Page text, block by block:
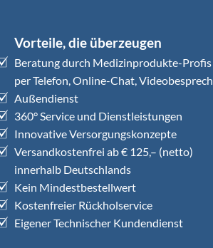
Vorteile, die überzeugen
Beratung durch Medizinprodukte-Profis
per Telefon, Online-Chat,
Außendienst
360° Service und Dienstleistungen
Innovative Versorgungskonzepte
Versandkostenfrei ab € 125,– (netto)
innerhalb Deutschlands
Kein Mindestbestellwert
Kostenfreier Rückholservice
Eigener Technischer Kundendienst